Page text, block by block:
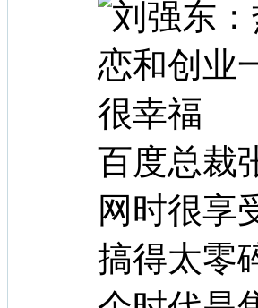
百度总裁
网时很享
搞得太零